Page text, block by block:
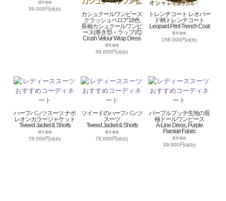
通常価格
39,000円(税別)
カシュクールワンピース
クラッシュベロア18色
長袖カシュクールワンピ
ース(巻き型・ラップ式)
Crush Velour Wrap Dress
通常価格
39,000円(税別)
トレンチコート レオパー
ド柄トレンチコート
Leopard Print Trench Coat
通常価格
158,000円(税別)
ハーフパンツスーツ ナポ
レオンカラージャケット
Tweed Jacket & Shorts
通常価格
78,000円(税別)
ツイードのハーフパンツ
スーツ
Tweed Jacket & Shorts
通常価格
78,000円(税別)
パープルプッチ生地の長
袖ドールワンピース
A-Line Dress, Purple
Parolari Fabric
通常価格
39,000円(税別)